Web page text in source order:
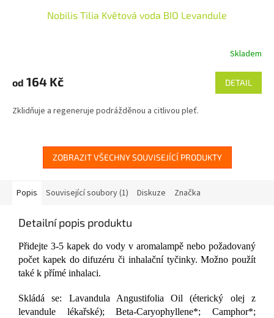
Nobilis Tilia Květová voda BIO Levandule
produktu
je
z
Skladem
od 164 Kč DETAIL
Zklidňuje a regeneruje podrážděnou a citlivou pleť.
ZOBRAZIT VŠECHNY SOUVISEJÍCÍ PRODUKTY
Popis Související soubory (1) Diskuze Značka
Detailní popis produktu
Přidejte 3-5 kapek do vody v aromalampě nebo požadovaný
počet kapek do difuzéru či inhalační tyčinky. Možno použít
také k přímé inhalaci.
Skládá se: Lavandula Angustifolia Oil (éterický olej z
levandule lékařské); Beta-Caryophyllene*; Camphor*;